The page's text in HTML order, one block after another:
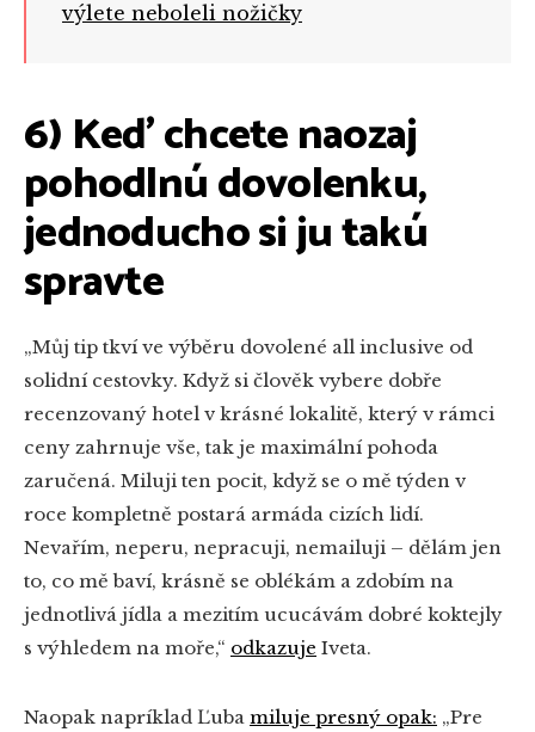
výlete neboleli nožičky
6) Keď chcete naozaj
pohodlnú dovolenku,
jednoducho si ju takú
spravte
„Můj tip tkví ve výběru dovolené all inclusive od
solidní cestovky. Když si člověk vybere dobře
recenzovaný hotel v krásné lokalitě, který v rámci
ceny zahrnuje vše, tak je maximální pohoda
zaručená. Miluji ten pocit, když se o mě týden v
roce kompletně postará armáda cizích lidí.
Nevařím, neperu, nepracuji, nemailuji – dělám jen
to, co mě baví, krásně se oblékám a zdobím na
jednotlivá jídla a mezitím ucucávám dobré koktejly
s výhledem na moře,“ odkazuje Iveta.
Naopak napríklad Ľuba miluje presný opak: „Pre